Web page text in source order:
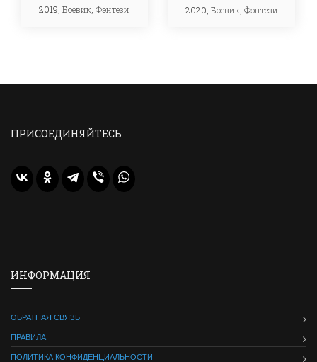
2019,Боевик ,Фэнтези 2020,Боевик,Фэнтези
ПРИСОЕДИНЯЙТЕСЬ
ИНФОРМАЦИЯ
ОБРАТНАЯ СВЯЗЬ
ПРАВИЛА
ПОЛИТИКА КОНФИДЕНЦИАЛЬНОСТИ